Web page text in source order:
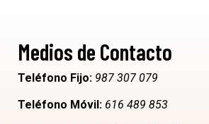
Medios de Contacto
Teléfono Fijo: 987 307 079
Teléfono Móvil: 616 489 853